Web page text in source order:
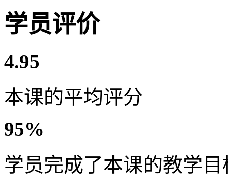
学员评价
4.95
本课的平均评分
95%
学员完成了本课的教学目